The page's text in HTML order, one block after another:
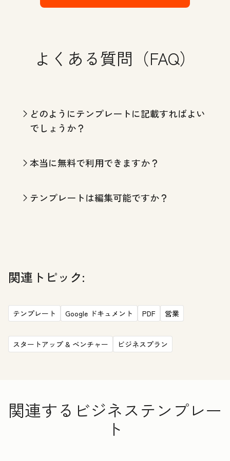
よくある質問（FAQ）
どのようにテンプレートに記載すればよい
でしょうか？
本当に無料で利用できますか？
テンプレートは編集可能ですか？
関連トピック:
テンプレート Google ドキュメント PDF 営業
スタートアップ & ベンチャー ビジネスプラン
関連するビジネステンプレー
ト